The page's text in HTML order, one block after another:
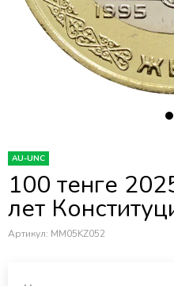
AU-UNC
100 тенге
лет
Артикул: MM05KZ052